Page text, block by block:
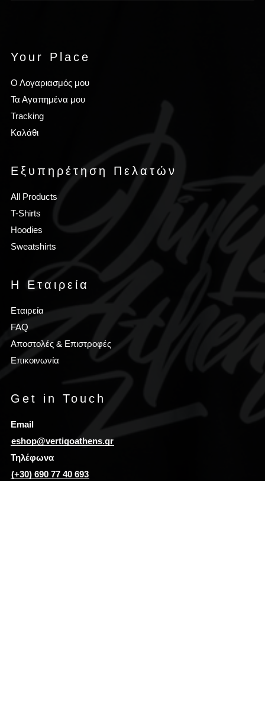
Your Place
Ο Λογαριασμός μου
Τα Αγαπημένα μου
Tracking
Καλάθι
Εξυπηρέτηση Πελατών
All Products
T-Shirts
Hoodies
Sweatshirts
Η Εταιρεία
Εταιρεία
FAQ
Αποστολές & Επιστροφές
Επικοινωνία
Get in Touch
Email
eshop@vertigoathens.gr
Τηλέφωνα
(+30) 690 77 40 693